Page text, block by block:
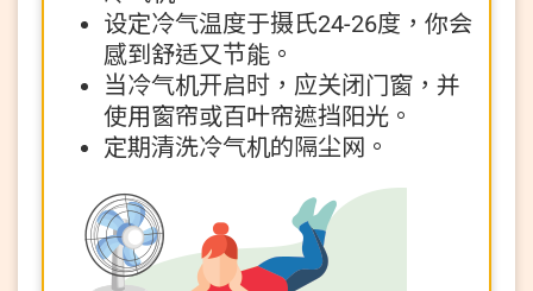
设定冷气温度于摄氏24-26度，你会
感到舒适又节能。
当冷气机开启时，应关闭门窗，并
使用窗帘或百叶帘遮挡阳光。
定期清洗冷气机的隔尘网。